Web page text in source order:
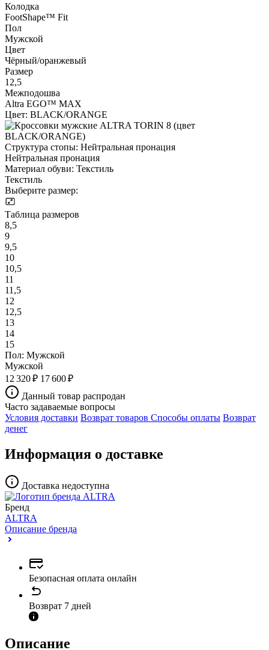
Колодка
FootShape™ Fit
Пол
Мужской
Цвет
Чёрный/оранжевый
Размер
12,5
Межподошва
Altra EGO™ MAX
Цвет: BLACK/ORANGE
Структура стопы: Нейтральная пронация
Нейтральная пронация
Материал обуви: Текстиль
Текстиль
Выберите размер:
Таблица размеров
8,5
9
9,5
10
10,5
11
11,5
12
12,5
13
14
15
Пол: Мужской
Мужской
12 320 ₽ 17 600 ₽
Данный товар распродан
Часто задаваемые вопросы
Условия доставки Возврат товаров Способы оплаты Возврат
денег
Информация о доставке
Доставка недоступна
Бренд
ALTRA
Описание бренда
Безопасная оплата онлайн
Возврат 7 дней
Описание